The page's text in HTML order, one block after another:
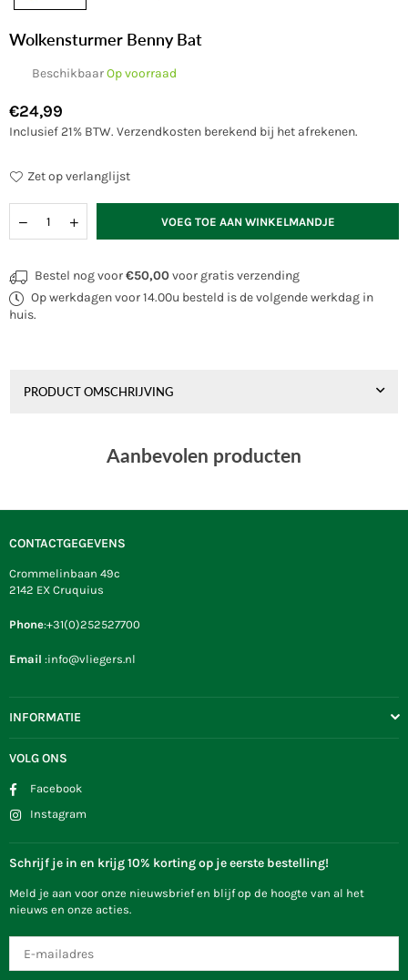
Wolkensturmer Benny Bat
BeschikbaarOp voorraad
Normale
prijs
€24,99
Inclusief 21% BTW. Verzendkosten berekend bij het afrekenen.
Zet op verlanglijst
VOEG TOE AAN WINKELMANDJE
Bestel nog voor€50,00voor gratis verzending
Op werkdagen voor 14.00u besteld is de volgende werkdag in
huis.
PRODUCT OMSCHRIJVING
Aanbevolen producten
CONTACTGEGEVENS
Crommelinbaan 49c
2142 EX Cruquius
Phone:+31(0)252527700
Email :info@vliegers.nl
INFORMATIE
VOLG ONS
Facebook
Instagram
Schrijf je in en krijg 10% korting op je eerste bestelling!
Meld je aan voor onze nieuwsbrief en blijf op de hoogte van al het
nieuws en onze acties.